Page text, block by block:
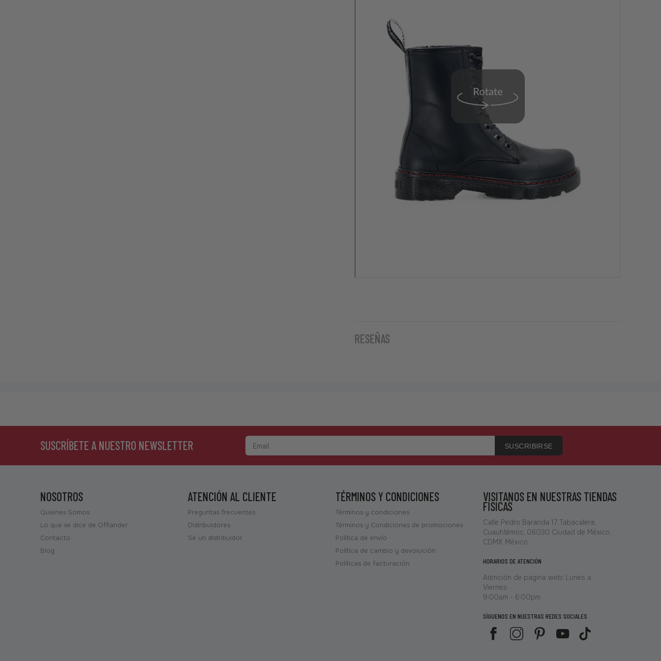
RESEÑAS
SUSCRÍBETE A NUESTRO NEWSLETTER SUSCRIBIRSE
NOSOTROS
Quienes Somos
Lo que se dice de Offlander
Contacto
Blog
ATENCIÓN AL CLIENTE
Preguntas frecuentes
Distribuidores
Sé un distribuidor
TÉRMINOS Y CONDICIONES
Términos y condiciones
Términos y Condiciones de promociones
Política de envío
Política de cambio y devolución
Políticas de facturación
VISITANOS EN NUESTRAS TIENDAS
FÍSICAS
Calle Pedro Baranda 17, Tabacalera,
Cuauhtémoc, 06030 Ciudad de México,
CDMX, México
HORARIOS DE ATENCIÓN
Atención de pagina web: Lunes a
Viernes
9:00am - 6:00pm
SÍGUENOS EN NUESTRAS REDES SOCIALES